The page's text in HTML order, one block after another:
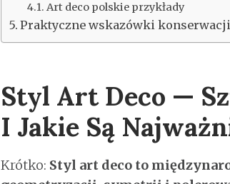
Art deco polskie przykłady
Praktyczne wskazówki
Styl Art Deco —
I Jakie Są
Krótko: Styl art deco to